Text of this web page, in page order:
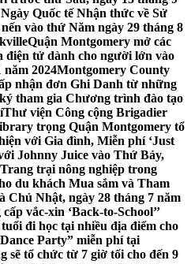
Quốc tế Nhận thức về Sử
vào thứ Năm ngày 29 tháng 8
Quận Montgomery mở các
điện tử dành cho người lớn vào
năm 2024Montgomery County
nhận đơn Ghi Danh từ những
tham gia Chương trình đào tạo
Thư viện Công cộng Brigadier
trọng Quận Montgomery tổ
với Gia đình, Miễn phí ‘Just
Johnny Juice vào Thứ Bảy,
trại nông nghiệp trong
du khách Mua sắm và Tham
Chủ Nhật, ngày 28 tháng 7 năm
vắc-xin ‘Back-to-School’’
đi học tại nhiều địa điểm cho
Party” miễn phí tại
sẽ tổ chức từ 7 giờ tối cho đến 9